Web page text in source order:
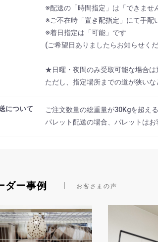
※配送の「時間指定」は「できませ
※ご不在時「置き配指定」にて手配
※着日指定は「可能」です
(ご希望日ありましたらお知らせく
★日曜・夜間のみ受取可能な場合
ただし、指定場所までの道が狭い
について
ご注文数量の総重量が30Kgを超え
パレット配送の場合、パレットはお
ダー事例 お客さまの声